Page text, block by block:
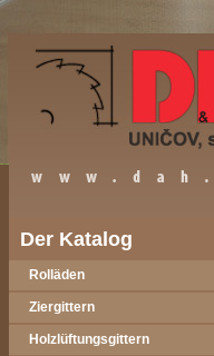
Der Katalog
Rolläden
Ziergittern
Holzlüftungsgittern